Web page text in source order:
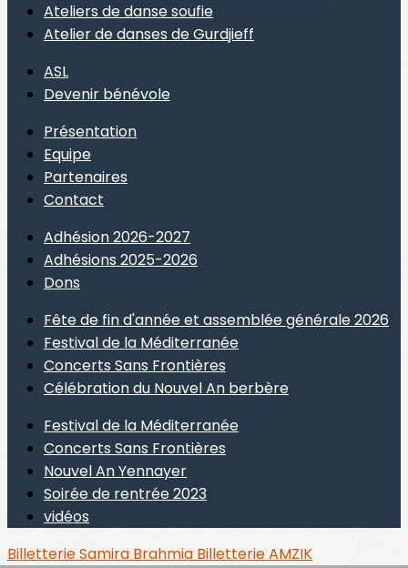
Ateliers de danse soufie
Atelier de danses de Gurdjieff
ASL
Devenir bénévole
Présentation
Equipe
Partenaires
Contact
Adhésion 2026-2027
Adhésions 2025-2026
Dons
Fête de fin d'année et assemblée générale 2026
Festival de la Méditerranée
Concerts Sans Frontières
Célébration du Nouvel An berbère
Festival de la Méditerranée
Concerts Sans Frontières
Nouvel An Yennayer
Soirée de rentrée 2023
vidéos
Billetterie Samira Brahmia Billetterie AMZIK